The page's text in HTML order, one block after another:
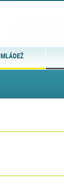
MLÁDEŽ